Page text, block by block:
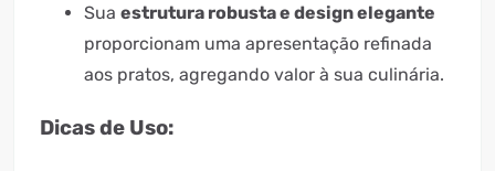
Sua estrutura robusta e design elegante
proporcionam uma apresentação refinada
aos pratos, agregando valor à sua culinária.
Dicas de Uso: